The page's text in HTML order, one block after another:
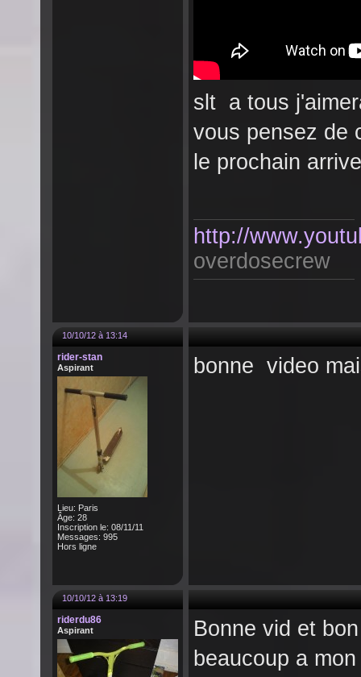
slt a tous
vous pensez de
le prochain
http://
overdosecrew
10/10/12 à 13:14
rider-stan
Aspirant
Lieu: Paris
Âge: 28
Inscription le: 08/11/11
Messages: 995
Hors ligne
bonne video
10/10/12 à 13:19
riderdu86
Aspirant
Bonne vid et
beaucoup a